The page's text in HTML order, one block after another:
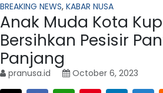
BREAKING NEWS, KABAR NUSA
Anak Muda Kota
Bersihkan Pesisir
Panjang
pranusa.id October 6, 2023